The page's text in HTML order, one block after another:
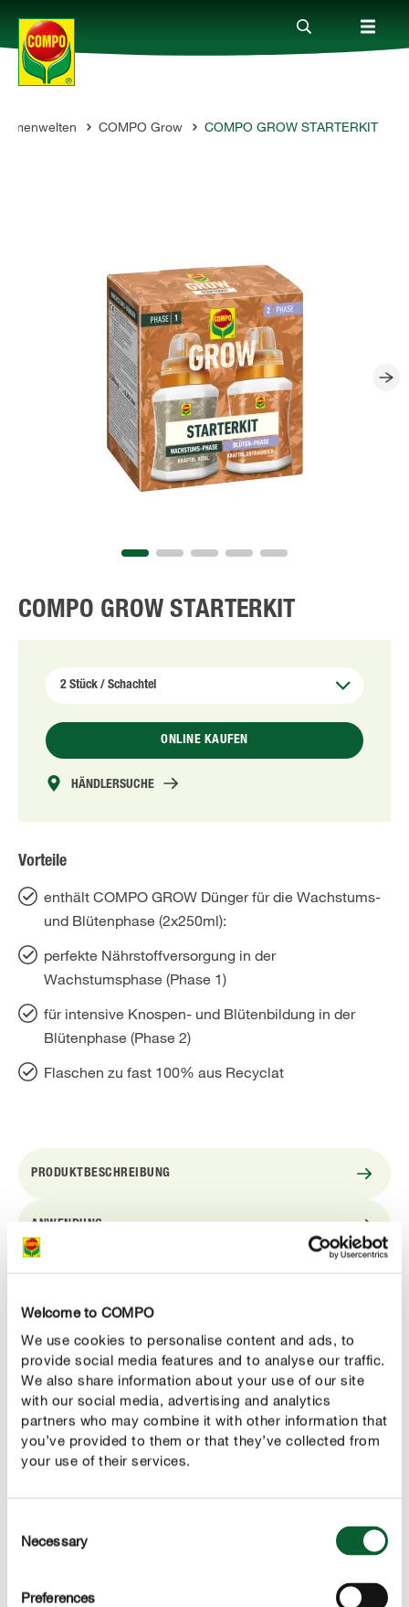
Welcome to COMPO
We use cookies to personalise content and ads, to
provide social media features and to analyse our traffic.
We also share information about your use of our site
with our social media, advertising and analytics
partners who may combine it with other information that
you’ve provided to them or that they’ve collected from
your use of their services.
Selection
Necessary
Preferences
Produkte COMPO Grow COMPO GROW STARTERKIT
COMPO GROW STARTERKIT
ONLINE KAUFEN
HÄNDLERSUCHE
Vorteile
enthält COMPO GROW Dünger für die Wachstums-
und Blütenphase (2x250ml):
perfekte Nährstoffversorgung in der
Wachstumsphase (Phase 1)
für intensive Knospen- und Blütenbildung in der
Blütenphase (Phase 2)
Flaschen zu fast 100% aus Recyclat
PRODUKTBESCHREIBUNG
ANWENDUNG
Diese Produkte könnten Ihnen auch gefallen